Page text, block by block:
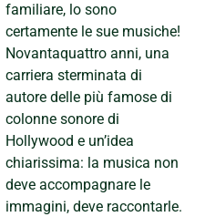
familiare, lo sono
certamente le sue musiche!
Novantaquattro anni, una
carriera sterminata di
autore delle più famose di
colonne sonore di
Hollywood e un’idea
chiarissima: la musica non
deve accompagnare le
immagini, deve raccontarle.